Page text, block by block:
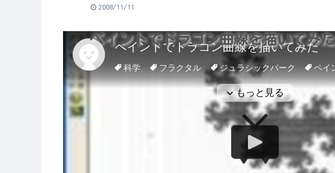
ペイントでドラゴン曲線を描いてみた
2008/11/11